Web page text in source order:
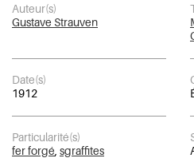
Auteur(s)
Gustave Strauven
Date(s)
1912
Particularité(s)
fer forgé sgraffites